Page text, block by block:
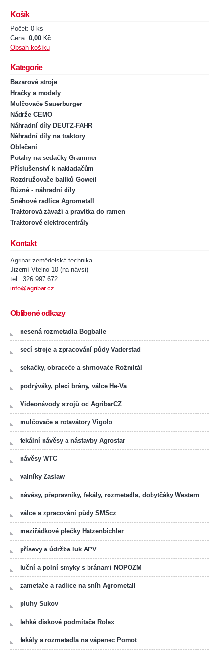
Košík
Počet: 0 ks
Cena: 0,00 Kč
Obsah košíku
Kategorie
Bazarové stroje
Hračky a modely
Mulčovače Sauerburger
Nádrže CEMO
Náhradní díly DEUTZ-FAHR
Náhradní díly na traktory
Oblečení
Potahy na sedačky Grammer
Příslušenství k nakladačům
Rozdružovače balíků Goweil
Různé - náhradní díly
Sněhové radlice Agrometall
Traktorová závaží a pravítka do ramen
Traktorové elektrocentrály
Kontakt
Agribar zemědelská technika
Jizerní Vtelno 10 (na návsi)
tel.: 326 997 672
info@agribar.cz
Oblíbené odkazy
nesená rozmetadla Bogballe
secí stroje a zpracování půdy Vaderstad
sekačky, obraceče a shrnovače Rožmitál
podrýváky, plecí brány, válce He-Va
Videonávody strojů od AgribarCZ
mulčovače a rotavátory Vigolo
fekální návěsy a nástavby Agrostar
návěsy WTC
valníky Zaslaw
návěsy, přepravníky, fekály, rozmetadla, dobytčáky Western
válce a zpracování půdy SMScz
meziřádkové plečky Hatzenbichler
přísevy a údržba luk APV
luční a polní smyky s bránami NOPOZM
zametače a radlice na sníh Agrometall
pluhy Sukov
lehké diskové podmítače Rolex
fekály a rozmetadla na vápenec Pomot